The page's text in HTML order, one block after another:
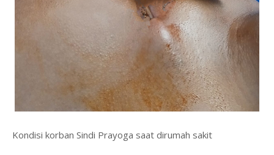
Kondisi korban Sindi Prayoga saat dirumah sakit